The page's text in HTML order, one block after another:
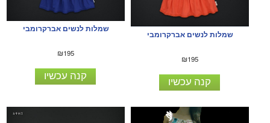
שמלות לנשים אברקרומבי
₪195
קנה עכשיו
שמלות לנשים אברקרומבי
₪195
קנה עכשיו